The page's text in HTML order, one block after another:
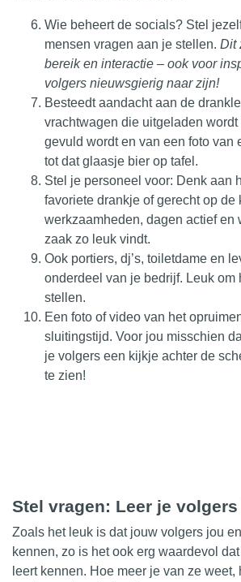
Wie beheert de socials? Stel
mensen vragen aan je stellen. Dit
bereik en interactie – ook voor
volgers nieuwsgierig naar zijn!
Besteedt aandacht aan de
vrachtwagen die uitgeladen
gevuld wordt en van een foto van
tot dat glaasje bier op tafel.
Stel je personeel voor: Denk aan
favoriete drankje of gerecht op de
werkzaamheden, dagen actief en
zaak zo leuk vindt.
Ook portiers, dj’s, toiletdame en
onderdeel van je bedrijf. Leuk om
stellen.
Een foto of video van het
sluitingstijd. Voor jou misschien
je volgers een kijkje achter de
te zien!
Stel vragen: Leer je
Zoals het leuk is dat jouw volgers jou
kennen, zo is het ook erg waardevol
leert kennen. Hoe meer je van ze weet,